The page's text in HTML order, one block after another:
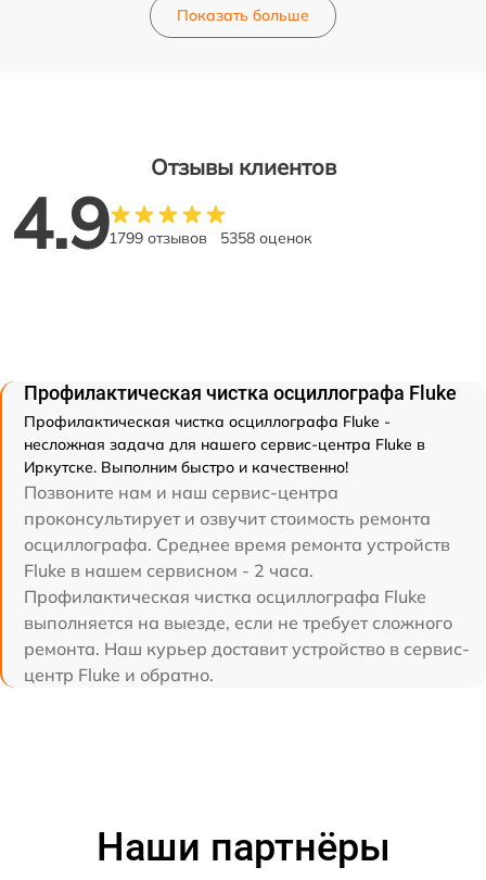
Показать больше
Отзывы клиентов
4.91799 отзывов 5358 оценок
Профилактическая чистка осциллографа Fluke
Профилактическая чистка осциллографа Fluke -
несложная задача для нашего сервис-центра Fluke в
Иркутске. Выполним быстро и качественно!
Позвоните нам и наш сервис-центра
проконсультирует и озвучит стоимость ремонта
осциллографа. Среднее время ремонта устройств
Fluke в нашем сервисном - 2 часа.
Профилактическая чистка осциллографа Fluke
выполняется на выезде, если не требует сложного
ремонта. Наш курьер доставит устройство в сервис-
центр Fluke и обратно.
Наши партнёры